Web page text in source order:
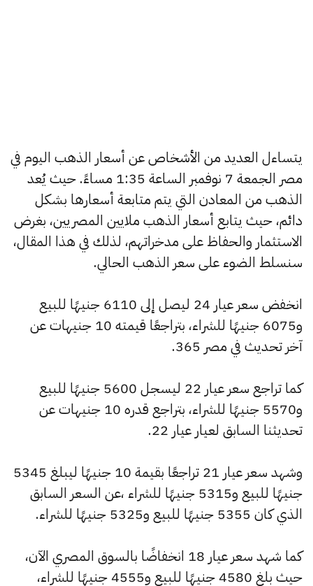
يتساءل العديد من الأشخاص عن أسعار الذهب اليوم في
مصر الجمعة 7 نوفمبر الساعة 1:35 مساءً. حيث يُعد
الذهب من المعادن التي يتم متابعة أسعارها بشكل
دائم، حيث يتابع أسعار الذهب ملايين المصريين، بغرض
الاستثمار والحفاظ على مدخراتهم، لذلك في هذا المقال،
سنسلط الضوء على سعر الذهب الحالي.
انخفض سعر عيار 24 ليصل إلى 6110 جنيهًا للبيع
و6075 جنيهًا للشراء، بتراجعًا قيمته 10 جنيهات عن
آخر تحديث في مصر 365.
كما تراجع سعر عيار 22 ليسجل 5600 جنيهًا للبيع
و5570 جنيهًا للشراء، بتراجع قدره 10 جنيهات عن
تحديثنا السابق لعيار عيار 22.
وشهد سعر عيار 21 تراجعًا بقيمة 10 جنيهًا ليبلغ 5345
جنيهًا للبيع و5315 جنيهًا للشراء ،عن السعر السابق
الذي كان 5355 جنيهًا للبيع و5325 جنيهًا للشراء.
كما شهد سعر عيار 18 انخفاضًا بالسوق المصري الآن،
حيث بلغ 4580 جنيهًا للبيع و4555 جنيهًا للشراء،